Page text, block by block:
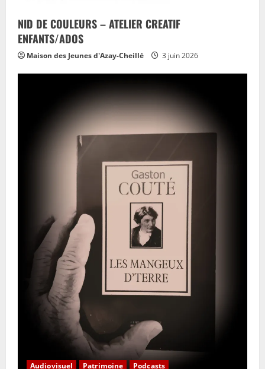
NID DE COULEURS – ATELIER CREATIF
ENFANTS/ADOS
Maison des Jeunes d'Azay-Cheillé 3 juin 2026
Audiovisuel Patrimoine Podcasts